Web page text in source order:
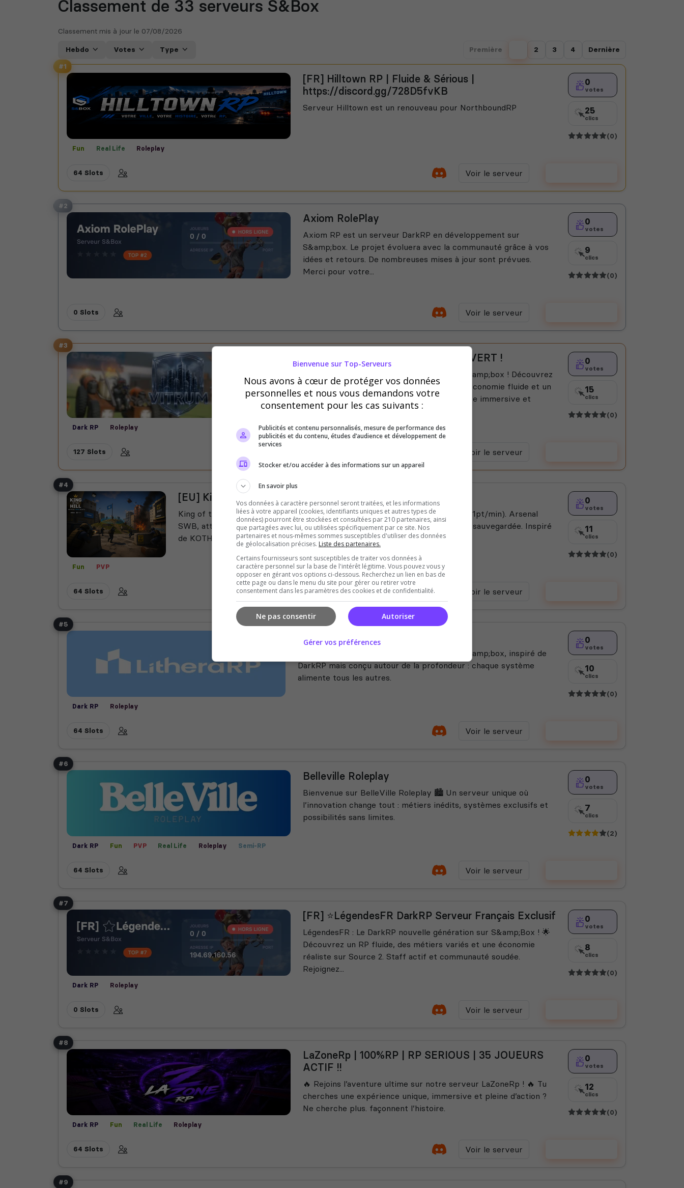
Classement de 33 serveurs S&Box
Classement mis à jour le 07/08/2026
Hebdo Votes Type Première 2 3 4 Dernière
#1
Fun Real Life Roleplay
[FR] Hilltown RP | Fluide & Sérious |
https://discord.gg/728D5fvKB
Serveur Hilltown est un renouveau pour NorthboundRP
0
votes
25
clics
(0)
64 Slots Voir le serveur
#2
Axiom RolePlay
Axiom RP est un serveur DarkRP en développement sur
S&amp;box. Le projet évoluera avec la communauté grâce à vos
idées et retours. De nombreuses mises à jour sont prévues.
Merci pour votre...
0
votes
9
clics
(0)
0 Slots Voir le serveur
#3
Dark RP Roleplay
VITRUM RP - RECRUTEMENT OUVERT !
💎 Vitrum RP : L'évolution du DarkRP sur s&amp;box ! Découvrez
une interface unique au design "Glow", une économie fluide et un
gameplay optimisé. Rejoignez une expérience immersive et
moderne....
0
votes
15
clics
(0)
127 Slots Voir le serveur
#4
Fun PVP
[EU] King Of The Hill - Persistent progression - by B&B
King of the Hill porté d'Arma 3 sur s&amp;box. 3 équipes, capture la colline (1pt/min). Arsenal
SWB, attachements par arme, perks, shop NPC, bandages, revive medic. XP sauvegardée. Inspiré
de KOTH...
0
votes
11
clics
(0)
64 Slots Voir le serveur
#5
Dark RP Roleplay
(FR) Lithera RP
LitheraRP est un gamemode roleplay pour s&amp;box, inspiré de
DarkRP mais conçu autour de la profondeur : chaque système
alimente tous les autres.
0
votes
10
clics
(0)
64 Slots Voir le serveur
#6
Dark RP Fun PVP Real Life Roleplay Semi-RP
Belleville Roleplay
Bienvenue sur BelleVille Roleplay 🏙️ Un serveur unique où
l’innovation change tout : métiers inédits, systèmes exclusifs et
possibilités sans limites.
0
votes
7
clics
(2)
64 Slots Voir le serveur
#7
Dark RP Roleplay
[FR] ⭐LégendesFR DarkRP Serveur Français Exclusif
LégendesFR : Le DarkRP nouvelle génération sur S&amp;Box ! 🌟
Découvrez un RP fluide, des métiers variés et une économie
réaliste sur Source 2. Staff actif et communauté soudée.
Rejoignez...
0
votes
8
clics
(0)
0 Slots Voir le serveur
#8
Dark RP Fun Real Life Roleplay
LaZoneRp | 100%RP | RP SERIOUS | 35 JOUEURS
ACTIF !!
🔥 Rejoins l’aventure ultime sur notre serveur LaZoneRp ! 🔥 Tu
cherches une expérience unique, immersive et pleine d’action ?
Ne cherche plus. façonnent l’histoire.
0
votes
12
clics
(0)
64 Slots Voir le serveur
#9
Bienvenue sur Top-Serveurs
Nous avons à cœur de protéger vos données
personnelles et nous vous demandons votre
consentement pour les cas suivants :
Publicités et contenu personnalisés, mesure de performance des
publicités et du contenu, études d’audience et développement de
services
Stocker et/ou accéder à des informations sur un appareil
En savoir plus
Vos données à caractère personnel seront traitées, et les informations
liées à votre appareil (cookies, identifiants uniques et autres types de
données) pourront être stockées et consultées par 210 partenaires, ainsi
que partagées avec lui, ou utilisées spécifiquement par ce site. Nos
partenaires et nous-mêmes sommes susceptibles d'utiliser des données
de géolocalisation précises. Liste des partenaires.
Certains fournisseurs sont susceptibles de traiter vos données à
caractère personnel sur la base de l'intérêt légitime. Vous pouvez vous y
opposer en gérant vos options ci-dessous. Recherchez un lien en bas de
cette page ou dans le menu du site pour gérer ou retirer votre
consentement dans les paramètres des cookies et de confidentialité.
Autoriser
Ne pas consentir
Gérer vos préférences